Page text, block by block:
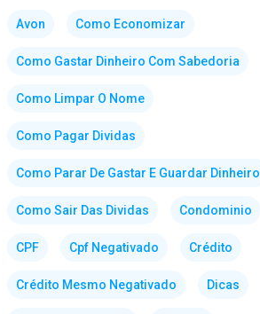
Avon Como Economizar
Como Gastar Dinheiro Com Sabedoria
Como Limpar O Nome
Como Pagar Dividas
Como Parar De Gastar E Guardar Dinheiro
Como Sair Das Dividas Condominio
CPF Cpf Negativado Crédito
Crédito Mesmo Negativado Dicas